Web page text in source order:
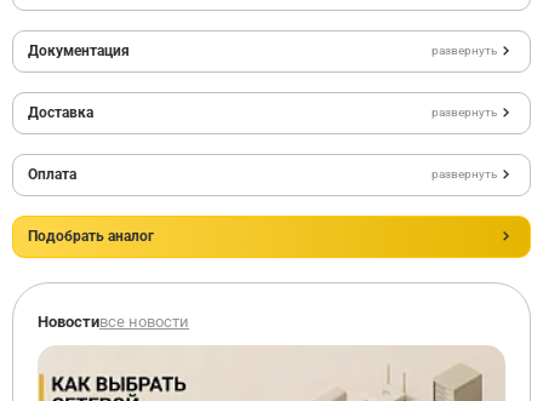
Документация развернуть
Доставка развернуть
Оплата развернуть
Подобрать аналог
Новостивсе новости